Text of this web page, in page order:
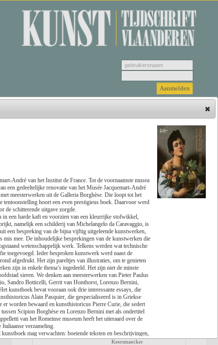
Hieronder vindt u de jongste recensies. Selecteer
een genre, vervolgens selecteer de recensie die u
wenst u te bekijken en klik tenslotte op 'Lees
recensie'.
Zoeken Genre
Lees recensie
Titel Auteur
Een verwittigd man is
niets waard
Dimitri
Verhulst
Het raadsel van de
anderen
Benno
Barnard
Fake Profiel
Keersmaecker
André van het Institut de France. Tot de voornaamste musea
een gedeeltelijke renovatie van het Musée Jacquemart-André
meesterwerken uit de Galleria Borghèse. Die loopt tot het
hoort een even prestigieus boek. Daarvoor werd
de schitterende uitgave zorgde.
een harde kaft en voorzien van een kleurrijke stofwikkel,
namelijk een schilderij van Michelangelo da Caravaggio, is
een bespreking van de bijna vijftig uitgeleende kunstwerken,
mis mee. De inhoudelijke besprekingen van de kunstwerken die
wetenschappelijk werk. Telkens werden wat technische
toegevoegd. Ieder besproken kunstwerk werd naast de
afgedrukt. Het zijn pareltjes van illustraties, om te genieten
zijn in enkele thema’s ingedeeld. Het zijn niet de minste
sieren. We denken aan meesterwerken van Pieter Paulus
Sandro Botticelli, Gerrit van Honthorst, Lorenzo Bernini,
kunstboek bevat vooraan ook drie interessante essays, die
Alain Pasquier, die gespecialiseerd is in Griekse
worden bewaard en kunsthistoricus Pierre Curie, die sedert
Scipion Borghèse en Lorenzo Bernini met als ondertitel
van het Romeinse museum heeft het uiteraard over de
Italiaanse verzameling.
mag verwachten: boeiende teksten en beschrijvingen,
Deze uitgave van het Mercatorfonds is meteen ook een